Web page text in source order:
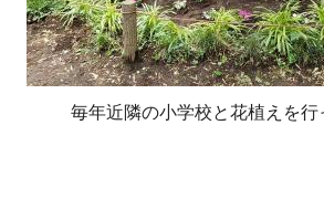
毎年近隣の小学校と花植えを行